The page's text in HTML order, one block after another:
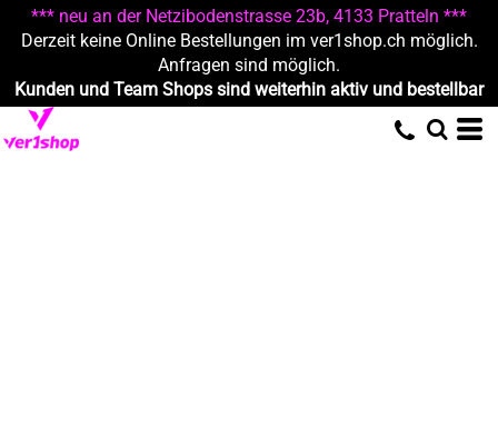
*** neu an der Netzibodenstrasse 23b, 4133 Pratteln ***
Derzeit keine Online Bestellungen im ver1shop.ch möglich.
Anfragen sind möglich.
Kunden und Team Shops sind weiterhin aktiv und bestellbar